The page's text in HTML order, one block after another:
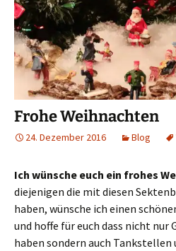
Frohe Weihnachten
24. Dezember 2016 Blog
Ich wünsche euch ein frohes
diejenigen die mit diesen
haben, wünsche ich einen
und hoffe für euch dass nicht nur
haben sondern auch